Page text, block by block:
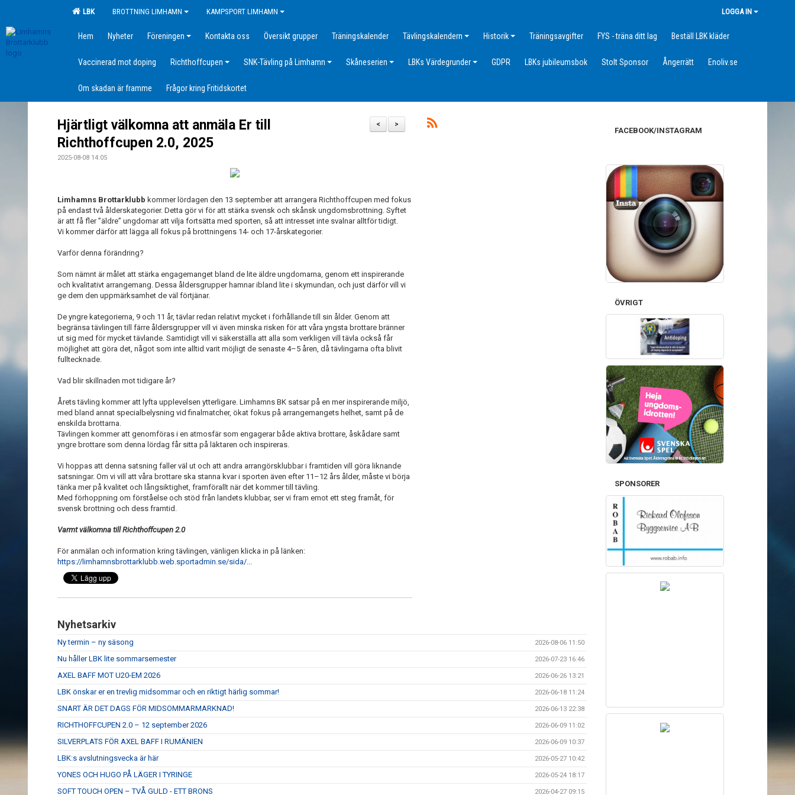
LBK BROTTNING LIMHAMN KAMPSPORT LIMHAMN LOGGA IN
Hem Nyheter Föreningen Kontakta oss Översikt grupper Träningskalender Tävlingskalendern Historik Träningsavgifter FYS - träna ditt lag Beställ LBK kläder
Vaccinerad mot doping Richthoffcupen SNK-Tävling på Limhamn Skåneserien LBKs Värdegrunder GDPR LBKs jubileumsbok Stolt Sponsor Ångerrätt Enoliv.se
Om skadan är framme Frågor kring Fritidskortet
>
<
Hjärtligt välkomna att anmäla Er till
Richthoffcupen 2.0, 2025
2025-08-08 14:05
Limhamns Brottarklubb kommer lördagen den 13 september att arrangera Richthoffcupen med fokus
på endast två ålderskategorier. Detta gör vi för att stärka svensk och skånsk ungdomsbrottning. Syftet
är att få fler ”äldre” ungdomar att vilja fortsätta med sporten, så att intresset inte svalnar alltför tidigt.
Vi kommer därför att lägga all fokus på brottningens 14- och 17-årskategorier.
Varför denna förändring?
Som nämnt är målet att stärka engagemanget bland de lite äldre ungdomarna, genom ett inspirerande
och kvalitativt arrangemang. Dessa åldersgrupper hamnar ibland lite i skymundan, och just därför vill vi
ge dem den uppmärksamhet de väl förtjänar.
De yngre kategorierna, 9 och 11 år, tävlar redan relativt mycket i förhållande till sin ålder. Genom att
begränsa tävlingen till färre åldersgrupper vill vi även minska risken för att våra yngsta brottare bränner
ut sig med för mycket tävlande. Samtidigt vill vi säkerställa att alla som verkligen vill tävla också får
möjlighet att göra det, något som inte alltid varit möjligt de senaste 4–5 åren, då tävlingarna ofta blivit
fulltecknade.
Vad blir skillnaden mot tidigare år?
Årets tävling kommer att lyfta upplevelsen ytterligare. Limhamns BK satsar på en mer inspirerande miljö,
med bland annat specialbelysning vid finalmatcher, ökat fokus på arrangemangets helhet, samt på de
enskilda brottarna.
Tävlingen kommer att genomföras i en atmosfär som engagerar både aktiva brottare, åskådare samt
yngre brottare som denna lördag får sitta på läktaren och inspireras.
Vi hoppas att denna satsning faller väl ut och att andra arrangörsklubbar i framtiden vill göra liknande
satsningar. Om vi vill att våra brottare ska stanna kvar i sporten även efter 11–12 års ålder, måste vi börja
tänka mer på kvalitet och långsiktighet, framförallt när det kommer till tävling.
Med förhoppning om förståelse och stöd från landets klubbar, ser vi fram emot ett steg framåt, för
svensk brottning och dess framtid.
Varmt välkomna till Richthoffcupen 2.0
För anmälan och information kring tävlingen, vänligen klicka in på länken:
https://limhamnsbrottarklubb.web.sportadmin.se/sida/...
Nyhetsarkiv
Ny termin – ny säsong 2026-08-06 11:50
Nu håller LBK lite sommarsemester 2026-07-23 16:46
AXEL BAFF MOT U20-EM 2026 2026-06-26 13:21
LBK önskar er en trevlig midsommar och en riktigt härlig sommar! 2026-06-18 11:24
SNART ÄR DET DAGS FÖR MIDSOMMARMARKNAD! 2026-06-13 22:38
RICHTHOFFCUPEN 2.0 – 12 september 2026 2026-06-09 11:02
SILVERPLATS FÖR AXEL BAFF I RUMÄNIEN 2026-06-09 10:37
LBK:s avslutningsvecka är här 2026-05-27 10:42
YONES OCH HUGO PÅ LÄGER I TYRINGE 2026-05-24 18:17
SOFT TOUCH OPEN – TVÅ GULD - ETT BRONS 2026-04-27 09:15
FACEBOOK/INSTAGRAM
ÖVRIGT
SPONSORER